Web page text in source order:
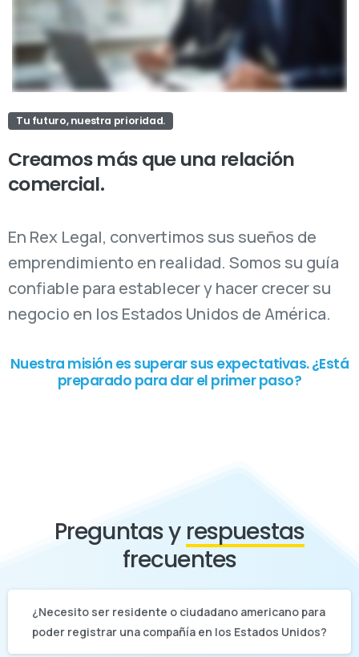
Tu futuro, nuestra prioridad.
Creamos más queuna relación
comercial.
En Rex Legal, convertimos sus sueños de
emprendimiento en realidad. Somos su guía
confiable para establecer y hacer crecer su
negocio en los Estados Unidos de América.
Nuestra misión es superar sus expectativas. ¿Está
preparado para dar el primer paso?
Preguntas y respuestas
frecuentes
¿Necesito ser residente o ciudadano americano para
poder registrar una compañía en los Estados Unidos?